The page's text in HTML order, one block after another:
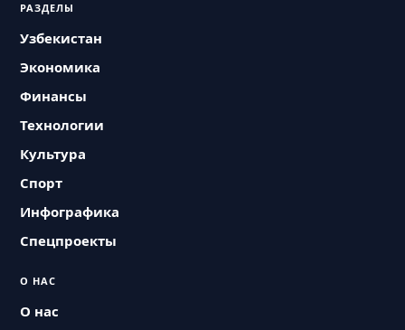
РАЗДЕЛЫ
Узбекистан
Экономика
Финансы
Технологии
Культура
Спорт
Инфографика
Спецпроекты
О НАС
О нас